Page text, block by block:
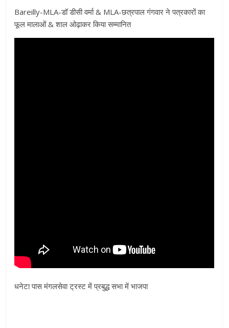
Bareilly-MLA-डॉ डीसी वर्मा & MLA-छत्रपाल गंगवार ने पत्रकारों का
फूल मालाओं & शाल ओढ़ाकर किया सम्मानित
धनेटा पास मंगलसेवा ट्रस्ट में प्रबुद्ध सभा में भाजपा